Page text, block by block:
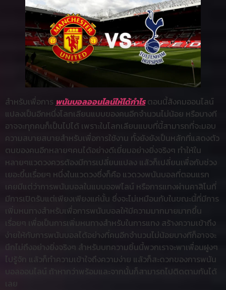
สำหรับเพื่อการ พนันบอลออนไลน์ให้ได้กำไรตอนนี้สังคมออนไลน์
แปลงเป็นอีกหนึ่งโลกเลียนแบบของคนอีกจำนวนไม่น้อย หรือบางที
อาจจะทุกคนก็เป็นไปได้ เพราะในโลกเลียนแบบที่นี้สามารถที่จะมอบ
ความสบายสบายสำหรับเพื่อการใช้งาน ทั้งยังยังเป็นหลักที่แสดงตัว
ตนของคนอีกหลายๆคนได้อย่างดีเยี่ยมอย่างยิ่งจริงๆ ทำให้ใน
หลายๆแวดวงควรต้องมีการเปลี่ยนแปลง แล้วก็เปลี่ยนเพื่อกับช่วง
เยอะขึ้นเรื่อยๆ หนึ่งในแวดวงซึ่งก็คือ แวดวงพนันบอลที่ตอนแรก
เคยมีแต่ว่าการพนันบอลในแบบออฟไลน์ หรือการแทงผ่านคาสิโนที่
มีการเปิดรับแต่เพียงเพียงแค่นั้น ซึ่งจะไม่เหมือนกับในขณะนี้ที่มีการ
เพิ่มหนทางสำหรับเพื่อการพนันบอลให้มีความมากมายมากขึ้น
เรื่อยๆ เพื่อเป็นการเพิ่มหนทางสำหรับในการแทง สร้างความเข้าถึง
ง่ายให้กับการพนันบอลได้อย่างที่คนอีกจำนวนไม่น้อยบางทีก็อาจจะ
นึกไม่ถึงอย่างยิ่งจริงๆ สำหรับบทความชิ้นนี้พวกเราจะพาเพื่อนฝูงๆ
ไปรู้จัก แล้วก็ทำความเข้าใจถึงความง่าย แล้วก็สะดวกของการพนัน
บอลออนไลน์ ถ้าหากว่าพร้อมและจากนั้นก็สามารถไปติดตามกันได้
เลย